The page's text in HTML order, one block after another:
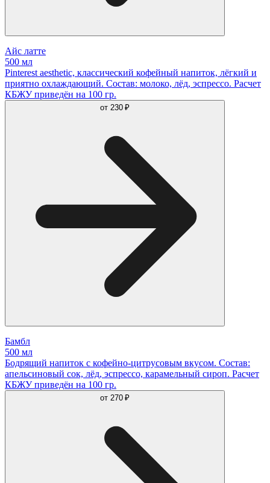
Айс латте
500 мл
Pinterest aesthetic, классический кофейный напиток, лёгкий и
приятно охлаждающий. Состав: молоко, лёд, эспрессо. Расчет
КБЖУ приведён на 100 гр.
от 230 ₽
Бамбл
500 мл
Бодрящий напиток с кофейно-цитрусовым вкусом. Состав:
апельсиновый сок, лёд, эспрессо, карамельный сироп. Расчет
КБЖУ приведён на 100 гр.
от 270 ₽